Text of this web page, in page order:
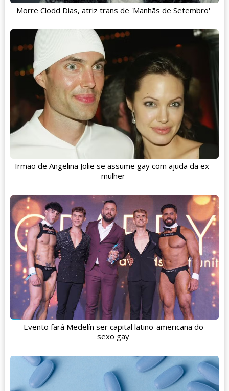
Morre Clodd Dias, atriz trans de 'Manhãs de Setembro'
Irmão de Angelina Jolie se assume gay com ajuda da ex-
mulher
Evento fará Medelín ser capital latino-americana do
sexo gay